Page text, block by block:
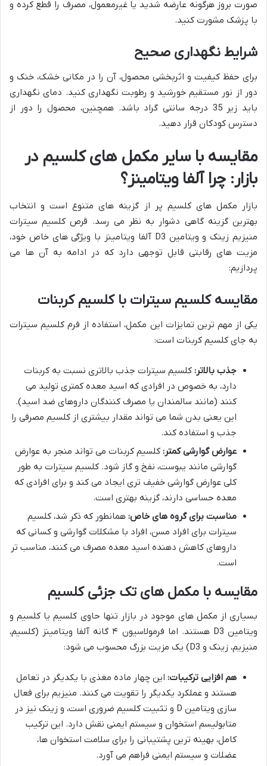
صورت بروز هرگونه عارضه شدید یا غیرمعمول، مصرف را قطع کرده و
با پزشک مشورت کنید.
شرایط نگهداری صحیح
برای حفظ کیفیت و اثربخشی محصول، آن را در مکانی خشک، خنک و
دور از نور مستقیم خورشید و رطوبت نگهداری کنید. دمای نگهداری
باید زیر 35 درجه سانتی گراد باشد. همچنین، محصول را دور از
دسترس کودکان قرار دهید.
مقایسه با سایر مکمل های کلسیم در
بازار: چرا آلفا ویتامینز؟
بازار مکمل های کلسیم پر از گزینه های متنوع است و انتخاب
بهترین گزینه گاهی دشوار به نظر می رسد. قرص کلسیم سیترات
منیزیم زینک و ویتامین D3 آلفا ویتامینز با ویژگی های خاص خود،
مزیت های رقابتی قابل توجهی دارد که در ادامه به آن ها می
پردازیم:
مقایسه کلسیم سیترات با کلسیم کربنات
یکی از مهم ترین تمایزات این مکمل، استفاده از فرم کلسیم سیترات
به جای کلسیم کربنات است:
جذب بالاتر: کلسیم سیترات جذب بالاتری نسبت به کربنات
دارد، به خصوص در افرادی که اسید معده کمتری تولید می
کنند (مانند سالمندان یا مصرف کنندگان داروهای ضد اسید).
این یعنی بدن شما می تواند مقدار بیشتری از کلسیم مصرفی را
جذب و استفاده کند.
عوارض گوارشی کمتر: کلسیم کربنات می تواند منجر به عوارض
گوارشی مانند یبوست، نفخ و گاز شود. کلسیم سیترات به طور
کلی عوارض گوارشی خفیف تری ایجاد می کند و برای افرادی که
معده حساسی دارند، گزینه بهتری است.
مناسبت برای گروه های خاص: همانطور که ذکر شد، کلسیم
سیترات برای افراد مسن، افراد با مشکلات گوارشی و کسانی که
داروهای کاهش دهنده اسید معده مصرف می کنند، مناسب تر
است.
مقایسه با مکمل های تک جزئی کلسیم
بسیاری از مکمل های موجود در بازار تنها حاوی کلسیم یا کلسیم و
ویتامین D3 هستند. اما فرمولاسیون ۴ گانه آلفا ویتامینز (کلسیم،
منیزیم، زینک و D3) یک مزیت بزرگ محسوب می شود:
هم افزایی ترکیبات: این چهار ماده مغذی با یکدیگر در تعامل
هستند و عملکرد یکدیگر را تقویت می کنند. منیزیم برای فعال
سازی ویتامین D و تثبیت کلسیم ضروری است، و زینک نیز در
متابولیسم استخوان و سیستم ایمنی نقش دارد. این ترکیب
کامل، بهینه ترین پشتیبانی را برای سلامت استخوان ها،
عضلات و سیستم ایمنی فراهم می آورد.